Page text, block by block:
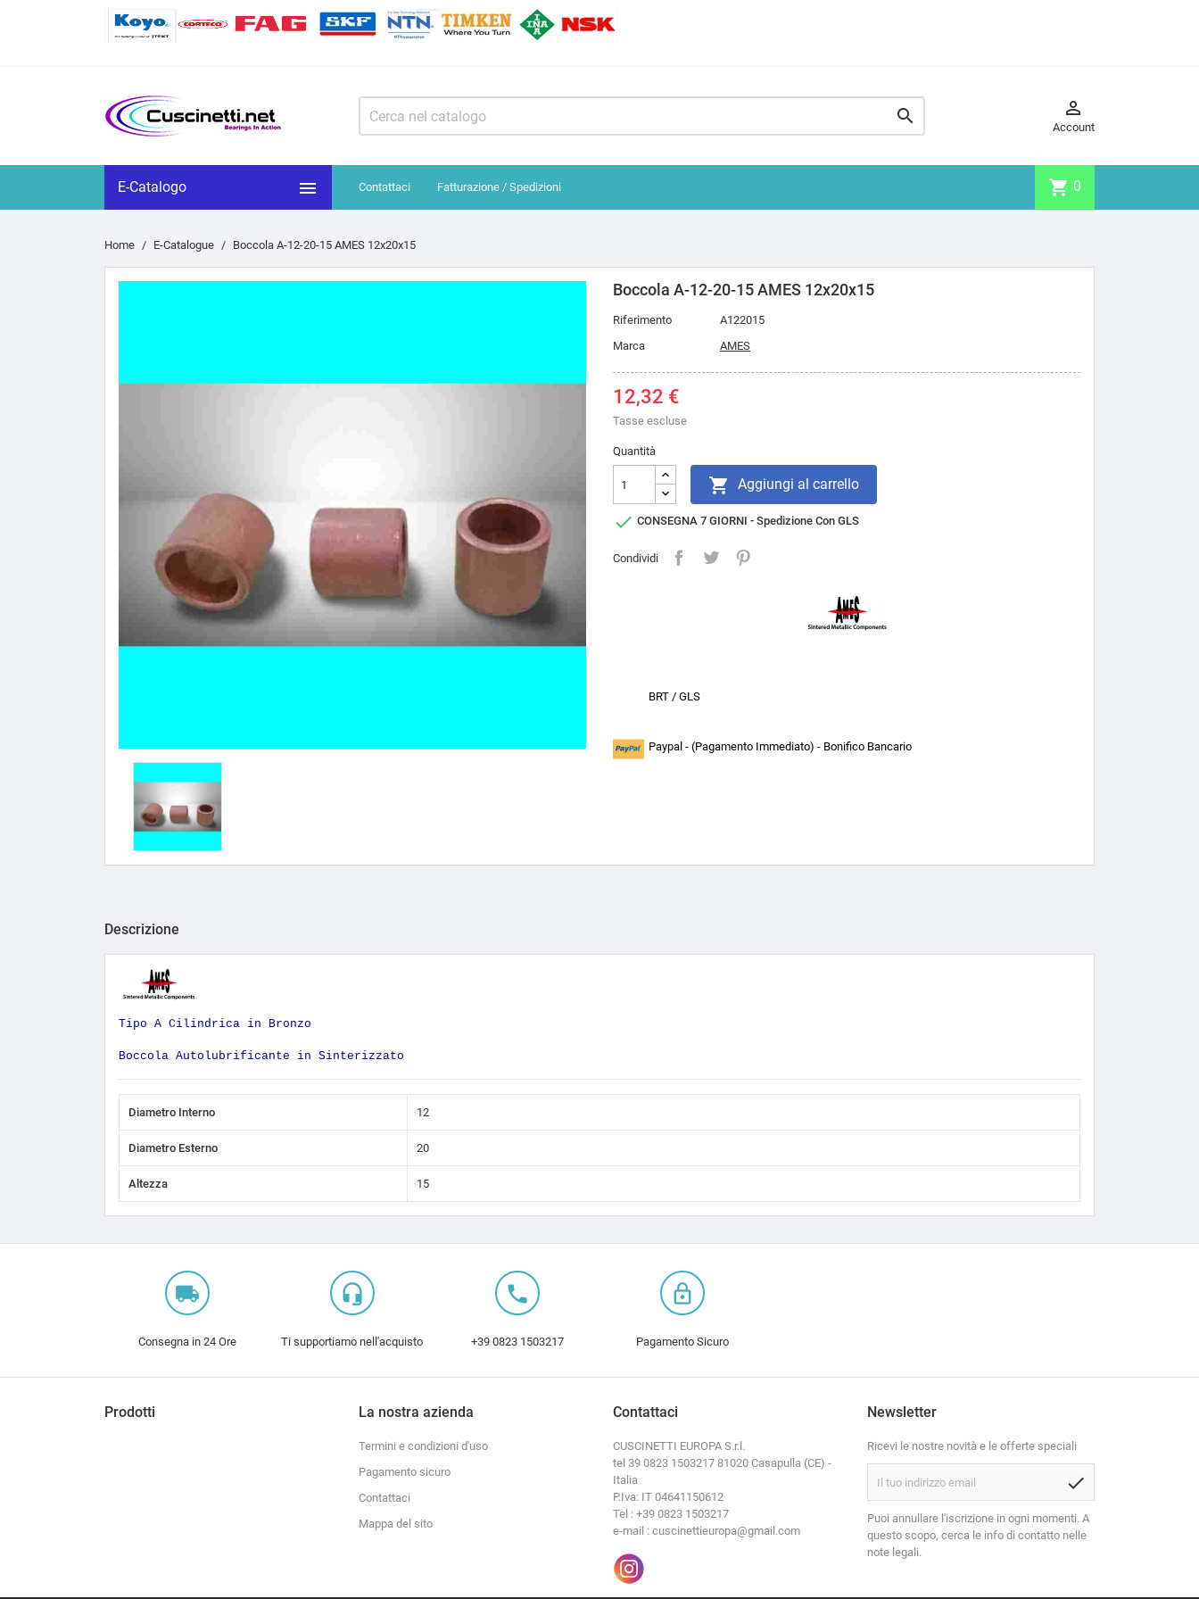
 
Account
E-Catalogo  Contattaci Fatturazione / Spedizioni shopping_cart 0
Home E-Catalogue Boccola A-12-20-15 AMES 12x20x15
Boccola A-12-20-15 AMES 12x20x15
Riferimento
A122015
Marca
AMES
12,32 €
Tasse escluse
Quantità
 Aggiungi al carrello
 CONSEGNA 7 GIORNI - Spedizione Con GLS
Condividi
BRT / GLS
Paypal - (Pagamento Immediato) - Bonifico Bancario
Descrizione
Tipo A Cilindrica in Bronzo
Boccola Autolubrificante in Sinterizzato
Diametro Interno 12
Diametro Esterno 20
Altezza 15
local_shipping
Consegna in 24 Ore
headset_mic
Ti supportiamo nell'acquisto
local_phone
+39 0823 1503217
lock_outline
Pagamento Sicuro
Prodotti La nostra azienda
Termini e condizioni d'uso
Pagamento sicuro
Contattaci
Mappa del sito
Contattaci
CUSCINETTI EUROPA S.r.l.
tel 39 0823 1503217 81020 Casapulla (CE) -
Italia
P.Iva: IT 04641150612
Tel : +39 0823 1503217
e-mail : cuscinettieuropa@gmail.com
Newsletter
Ricevi le nostre novità e le offerte speciali
check
Puoi annullare l'iscrizione in ogni momenti. A
questo scopo, cerca le info di contatto nelle
note legali.